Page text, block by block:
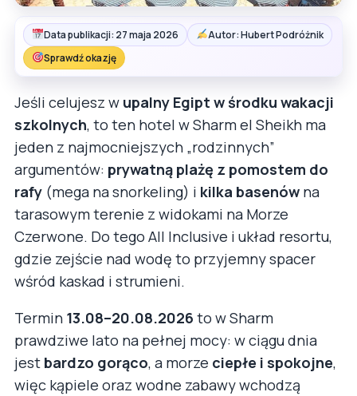
Data publikacji: 27 maja 2026
Autor: Hubert Podróżnik
Sprawdź okazję
Jeśli celujesz w upalny Egipt w środku wakacji
szkolnych, to ten hotel w Sharm el Sheikh ma
jeden z najmocniejszych „rodzinnych”
argumentów: prywatną plażę z pomostem do
rafy (mega na snorkeling) i kilka basenów na
tarasowym terenie z widokami na Morze
Czerwone. Do tego All Inclusive i układ resortu,
gdzie zejście nad wodę to przyjemny spacer
wśród kaskad i strumieni.
Termin 13.08–20.08.2026 to w Sharm
prawdziwe lato na pełnej mocy: w ciągu dnia
jest bardzo gorąco, a morze ciepłe i spokojne,
więc kąpiele oraz wodne zabawy wchodzą